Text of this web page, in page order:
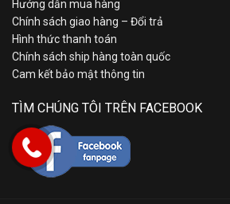
Hướng dẫn mua hàng
Chính sách giao hàng – Đổi trả
Hình thức thanh toán
Chính sách ship hàng toàn quốc
Cam kết bảo mật thông tin
TÌM CHÚNG TÔI TRÊN FACEBOOK